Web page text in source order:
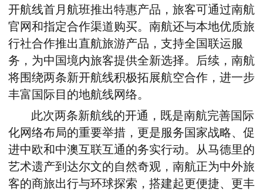
开航线首月航班推出特惠产品，旅客可通过南航
官网和指定合作渠道购买。 南航还与本地优质旅
行社合作推出直航旅游产品， 支持全国联运服
务 ，为中国境内旅客提供全新选择。 后续 ，南航
将围绕两条新开航线积极拓展航空合作，进一步
丰富国际目的地航线网络。
此次两条新航线的开通， 既是南航完善国际
化网络布局的重要举措 ，更是服务国家战略、促
进中欧和中澳互联互通的务实行动。从马德里的
艺术遗产到达尔文的自然奇观，南航正为中外旅
客的商旅出行与环球探索，搭建起更便捷、 更丰